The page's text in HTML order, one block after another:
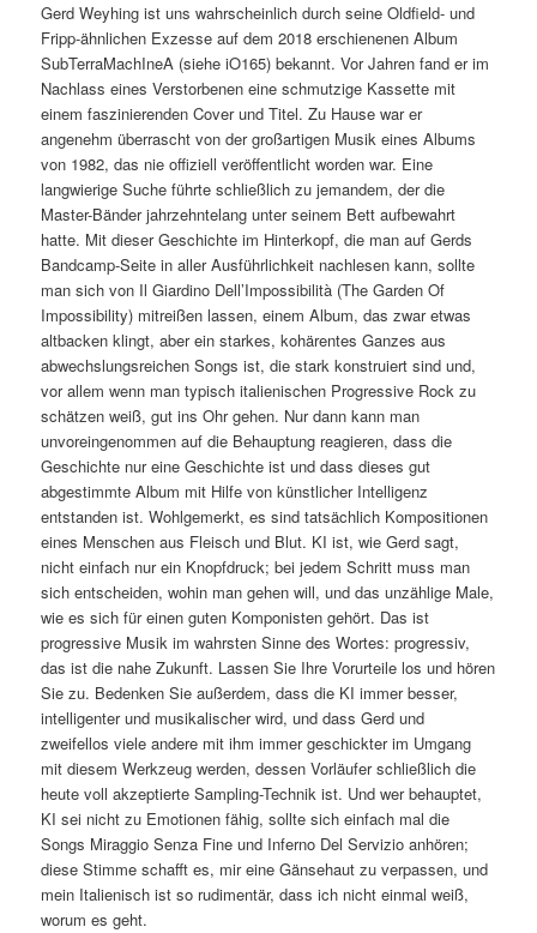
Gerd Weyhing ist uns wahrscheinlich durch seine Oldfield- und
Fripp-ähnlichen Exzesse auf dem 2018 erschienenen Album
SubTerraMachIneA (siehe iO165) bekannt. Vor Jahren fand er im
Nachlass eines Verstorbenen eine schmutzige Kassette mit
einem faszinierenden Cover und Titel. Zu Hause war er
angenehm überrascht von der großartigen Musik eines Albums
von 1982, das nie offiziell veröffentlicht worden war. Eine
langwierige Suche führte schließlich zu jemandem, der die
Master-Bänder jahrzehntelang unter seinem Bett aufbewahrt
hatte. Mit dieser Geschichte im Hinterkopf, die man auf Gerds
Bandcamp-Seite in aller Ausführlichkeit nachlesen kann, sollte
man sich von Il Giardino Dell’Impossibilità (The Garden Of
Impossibility) mitreißen lassen, einem Album, das zwar etwas
altbacken klingt, aber ein starkes, kohärentes Ganzes aus
abwechslungsreichen Songs ist, die stark konstruiert sind und,
vor allem wenn man typisch italienischen Progressive Rock zu
schätzen weiß, gut ins Ohr gehen. Nur dann kann man
unvoreingenommen auf die Behauptung reagieren, dass die
Geschichte nur eine Geschichte ist und dass dieses gut
abgestimmte Album mit Hilfe von künstlicher Intelligenz
entstanden ist. Wohlgemerkt, es sind tatsächlich Kompositionen
eines Menschen aus Fleisch und Blut. KI ist, wie Gerd sagt,
nicht einfach nur ein Knopfdruck; bei jedem Schritt muss man
sich entscheiden, wohin man gehen will, und das unzählige Male,
wie es sich für einen guten Komponisten gehört. Das ist
progressive Musik im wahrsten Sinne des Wortes: progressiv,
das ist die nahe Zukunft. Lassen Sie Ihre Vorurteile los und hören
Sie zu. Bedenken Sie außerdem, dass die KI immer besser,
intelligenter und musikalischer wird, und dass Gerd und
zweifellos viele andere mit ihm immer geschickter im Umgang
mit diesem Werkzeug werden, dessen Vorläufer schließlich die
heute voll akzeptierte Sampling-Technik ist. Und wer behauptet,
KI sei nicht zu Emotionen fähig, sollte sich einfach mal die
Songs Miraggio Senza Fine und Inferno Del Servizio anhören;
diese Stimme schafft es, mir eine Gänsehaut zu verpassen, und
mein Italienisch ist so rudimentär, dass ich nicht einmal weiß,
worum es geht.